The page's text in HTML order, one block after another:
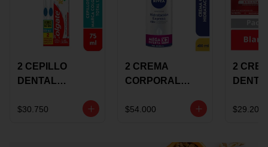
2 CEPILLO
DENTAL
+CREMA
$30.750
2 CREMA
CORPORAL
EXPRESS
$54.000
2
$29.200